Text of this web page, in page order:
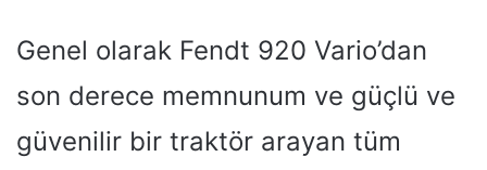
Genel olarak Fendt 920 Vario’dan
son derece memnunum ve güçlü ve
güvenilir bir traktör arayan tüm